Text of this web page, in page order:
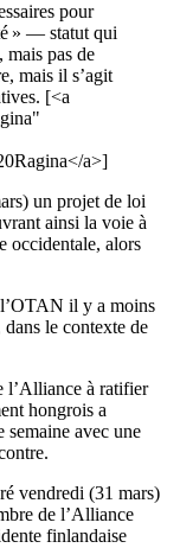
pour
» — statut qui
mais pas de
mais il s’agit
[<a
a>]
un projet de loi
ainsi la voie à
occidentale, alors
l’OTAN il y a moins
le contexte de
l’Alliance à ratifier
hongrois a
avec une
vendredi (31 mars)
de l’Alliance
finlandaise